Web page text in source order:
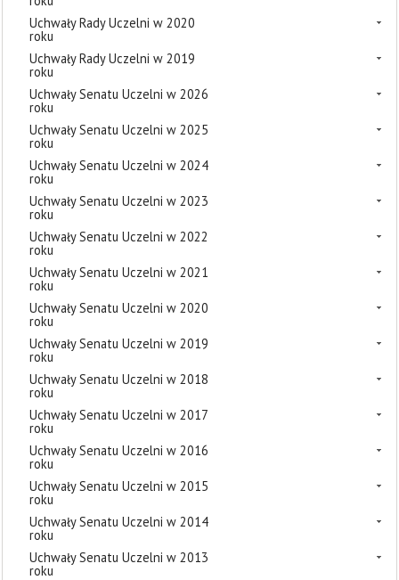
Uchwały Rady Uczelni w 2020
roku
Uchwały Rady Uczelni w 2019
roku
Uchwały Senatu Uczelni w 2026
roku
Uchwały Senatu Uczelni w 2025
roku
Uchwały Senatu Uczelni w 2024
roku
Uchwały Senatu Uczelni w 2023
roku
Uchwały Senatu Uczelni w 2022
roku
Uchwały Senatu Uczelni w 2021
roku
Uchwały Senatu Uczelni w 2020
roku
Uchwały Senatu Uczelni w 2019
roku
Uchwały Senatu Uczelni w 2018
roku
Uchwały Senatu Uczelni w 2017
roku
Uchwały Senatu Uczelni w 2016
roku
Uchwały Senatu Uczelni w 2015
roku
Uchwały Senatu Uczelni w 2014
roku
Uchwały Senatu Uczelni w 2013
roku